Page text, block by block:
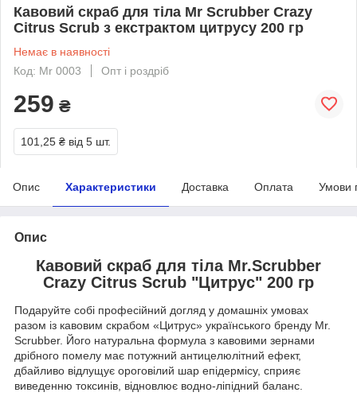
Кавовий скраб для тіла Mr Scrubber Crazy
Citrus Scrub з екстрактом цитрусу 200 гр
Немає в наявності
Код: Mr 0003
Опт і роздріб
259 ₴
101,25 ₴ від 5 шт.
Опис Характеристики Доставка Оплата Умови
Опис
Кавовий скраб для тіла Mr.Scrubber
Crazy Citrus Scrub "Цитрус" 200 гр
Подаруйте собі професійний догляд у домашніх умовах
разом із кавовим скрабом «Цитрус» українського бренду Mr.
Scrubber. Його натуральна формула з кавовими зернами
дрібного помелу має потужний антицелюлітний ефект,
дбайливо відлущує ороговілий шар епідермісу, сприяє
виведенню токсинів, відновлює водно-ліпідний баланс.